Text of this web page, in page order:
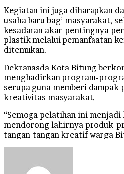
Kegiatan ini juga diharapkan
usaha baru bagi masyarakat,
kesadaran akan pentingnya
plastik melalui pemanfaatan
ditemukan.
Dekranasda Kota Bitung
menghadirkan program-
serupa guna memberi
kreativitas masyarakat.
“Semoga pelatihan ini menjadi
mendorong lahirnya produk-
tangan-tangan kreatif warga